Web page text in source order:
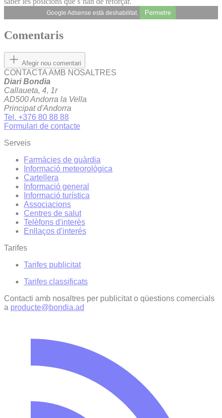
Google Adsense està deshabilitat. Permetre
Comentaris
Afegir nou comentari
CONTACTA AMB NOSALTRES
Diari Bondia
Callaueta, 4, 1r
AD500 Andorra la Vella
Principat d'Andorra
Tel. +376 80 88 88
Formulari de contacte
Serveis
Farmàcies de guàrdia
Informació meteorològica
Cartellera
Informació general
Informació turística
Associacions
Centres de salut
Telèfons d'interès
Enllaços d'interés
Tarifes
Tarifes publicitat
Tarifes classificats
Contacti amb nosaltres per publicitat o qüestions comercials
a producte@bondia.ad